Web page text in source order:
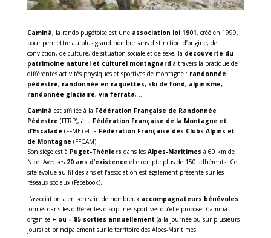
Caminà, la rando pugétoise est une association loi 1901, créé en 1999,
pour permettre au plus grand nombre sans distinction d’origine, de
conviction, de culture, de situation sociale et de sexe, la découverte du
patrimoine naturel et culturel montagnard à travers la pratique de
différentes activités physiques et sportives de montagne : randonnée
pédestre, randonnée en raquettes, ski de fond, alpinisme,
randonnée glaciaire, via ferrata, …
Caminà est affiliée à la Fédération Française de Randonnée
Pédestre (FFRP), à la Fédération Française de la Montagne et
d’Escalade (FFME) et la Fédération Française des Clubs Alpins et
de Montagne (FFCAM).
Son siège est à Puget-Théniers dans les Alpes-Maritimes à 60 km de
Nice. Avec ses 20 ans d’existence elle compte plus de 150 adhérents. Ce
site évolue au fil des ans et l’association est également présente sur les
réseaux sociaux (Facebook).
L’association a en son sein de nombreux accompagnateurs bénévoles
formés dans les différentes disciplines sportives qu’elle propose. Caminà
organise + ou – 85 sorties annuellement (à la journée ou sur plusieurs
jours) et principalement sur le territoire des Alpes-Maritimes.